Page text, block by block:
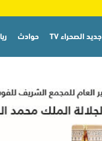
جديد الصحراء TV حوادث